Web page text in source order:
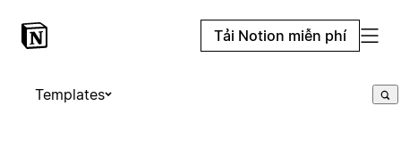
Tải Notion miễn phí
Templates